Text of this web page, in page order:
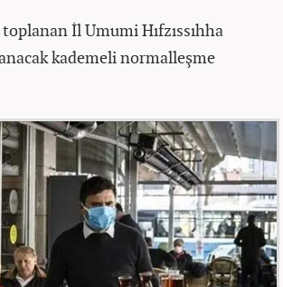
İl Umumi Hıfzıssıhha
kademeli normalleşme